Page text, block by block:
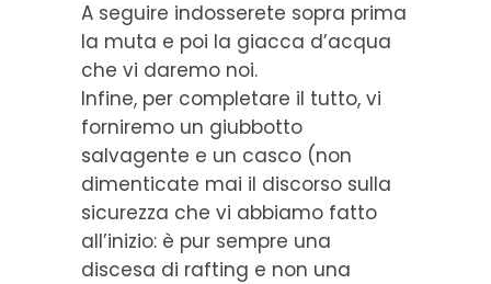
A seguire indosserete sopra prima
la muta e poi la giacca d’acqua
che vi daremo noi.
Infine, per completare il tutto, vi
forniremo un giubbotto
salvagente e un casco (non
dimenticate mai il discorso sulla
sicurezza che vi abbiamo fatto
all’inizio: è pur sempre una
discesa di rafting e non una